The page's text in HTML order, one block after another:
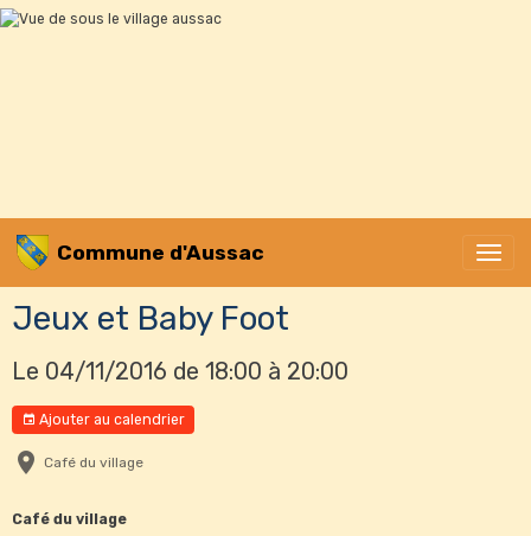
Commune d'Aussac
Jeux et Baby Foot
Le 04/11/2016 de 18:00 à 20:00
Ajouter au calendrier
Café du village
Café du village